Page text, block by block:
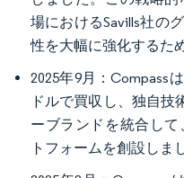
場におけるSavills社の
性を大幅に強化するた
2025年9月：Compass
ドルで買収し、独自技
ーブランドを統合し
トフォームを創設しま